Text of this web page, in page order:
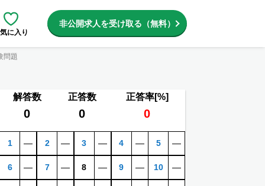
に入り
非公開求人を受け取る（無料）
問題
解答数 正答数 正答率[%]
0 0 0
1 ―
6 ―
2 ―
7 ―
3 ―
8 ―
4 ―
9 ―
5 ―
10 ―